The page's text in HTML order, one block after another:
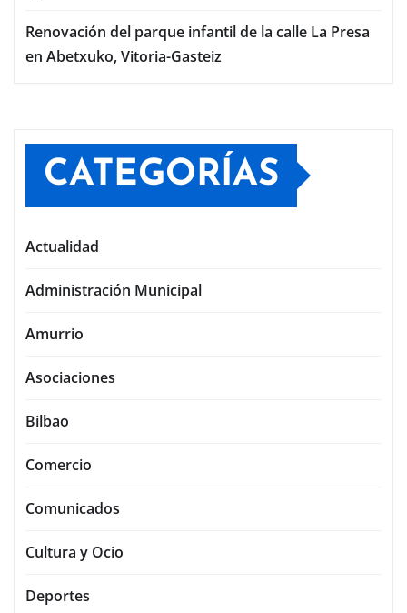
Renovación del parque infantil de la calle La Presa
en Abetxuko, Vitoria-Gasteiz
CATEGORÍAS
Actualidad
Administración Municipal
Amurrio
Asociaciones
Bilbao
Comercio
Comunicados
Cultura y Ocio
Deportes